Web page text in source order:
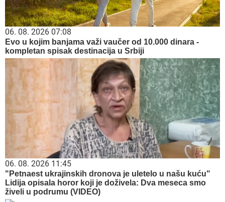
06. 08. 2026 07:08
Evo u kojim banjama važi vaučer od 10.000 dinara -
kompletan spisak destinacija u Srbiji
06. 08. 2026 11:45
"Petnaest ukrajinskih dronova je uletelo u našu kuću"
Lidija opisala horor koji je doživela: Dva meseca smo
živeli u podrumu (VIDEO)